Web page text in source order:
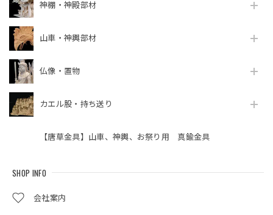
神棚・神殿部材
山車・神輿部材
仏像・置物
カエル股・持ち送り
【唐草金具】山車、神輿、お祭り用 真鍮金具
SHOP INFO
会社案内